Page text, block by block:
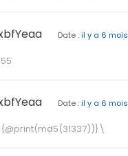
Date :il y a 6 mois
Date :il y a 6 mois